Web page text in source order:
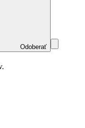
Odoberať